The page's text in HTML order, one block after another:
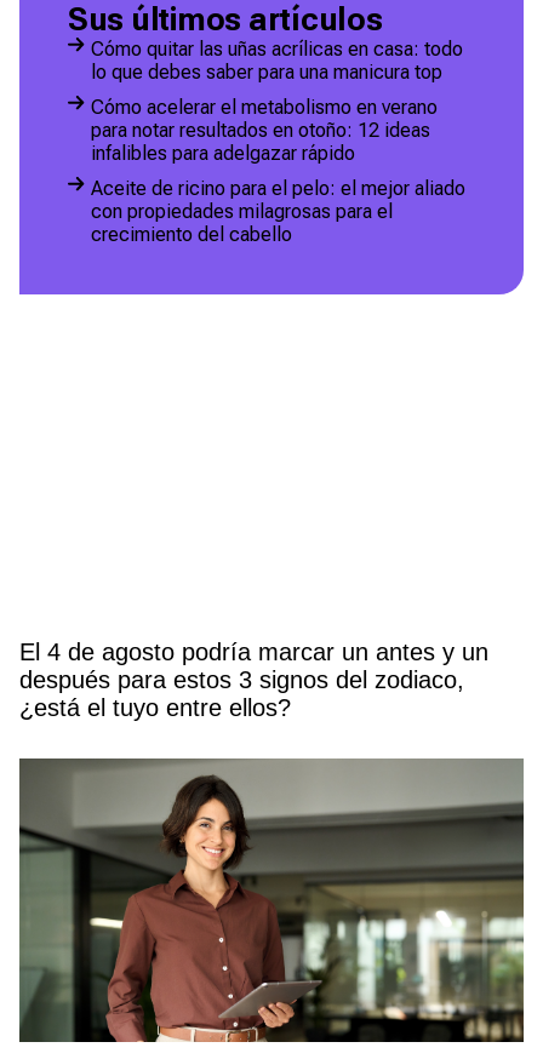
Sus últimos artículos
Cómo quitar las uñas acrílicas en casa: todo
lo que debes saber para una manicura top
Cómo acelerar el metabolismo en verano
para notar resultados en otoño: 12 ideas
infalibles para adelgazar rápido
Aceite de ricino para el pelo: el mejor aliado
con propiedades milagrosas para el
crecimiento del cabello
El 4 de agosto podría marcar un antes y un
después para estos 3 signos del zodiaco,
¿está el tuyo entre ellos?